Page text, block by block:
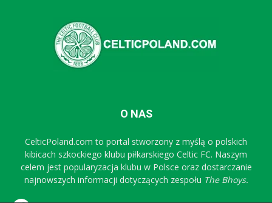
O NAS
CelticPoland.com to portal stworzony z myślą o polskich
kibicach szkockiego klubu piłkarskiego Celtic FC. Naszym
celem jest popularyzacja klubu w Polsce oraz dostarczanie
najnowszych informacji dotyczących zespołu The Bhoys.